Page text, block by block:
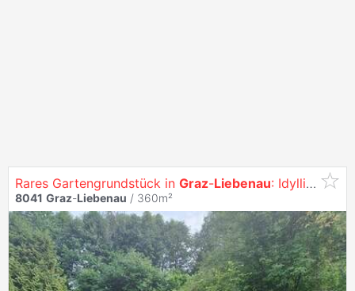
Rares Gartengrundstück in Graz-Liebenau: Idyllischer Rückzugsort mit Seltenheitswert!
8041 Graz-Liebenau / 360m²